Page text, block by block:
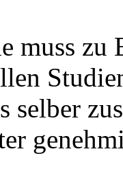
muss
selber